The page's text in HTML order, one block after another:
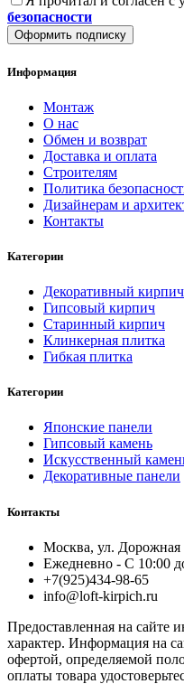
безопасности
Оформить подписку
Информация
Монтаж
О нас
Обмен и возврат
Доставка и оплата
Строителям
Политика
Дизайнерам и
Контакты
Категории
Декоративный кирпич
Гипсовый кирпич
Старинный кирпич
Клинкерная плитка
Гибкая плитка
Категории
Японские панели
Гипсовый камень
Искусственный
Декоративные панели
Контакты
Москва, ул. Дорожная
Ежедневно - С 10:00
+7(925)434-98-65
info@loft-kirpich.ru
Предоставленная на сайте
характер. Информация на
офертой, определяемой
оплаты товара